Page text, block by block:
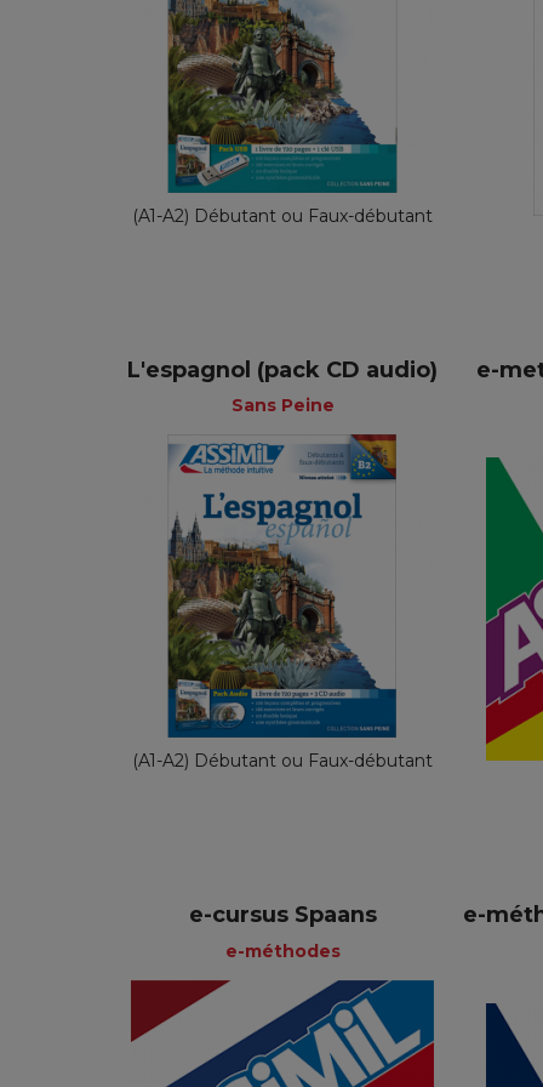
(A1-A2) Débutant ou Faux-débutant
Sans Peine
69,90 €
L'espagnol (pack CD audio)
Sans Peine
(A1-A2) Débutant ou Faux-débutant
+
Sans Peine
65,90 €
e-
e-cursus Spaans
e-méthodes
e-méthodes
e-